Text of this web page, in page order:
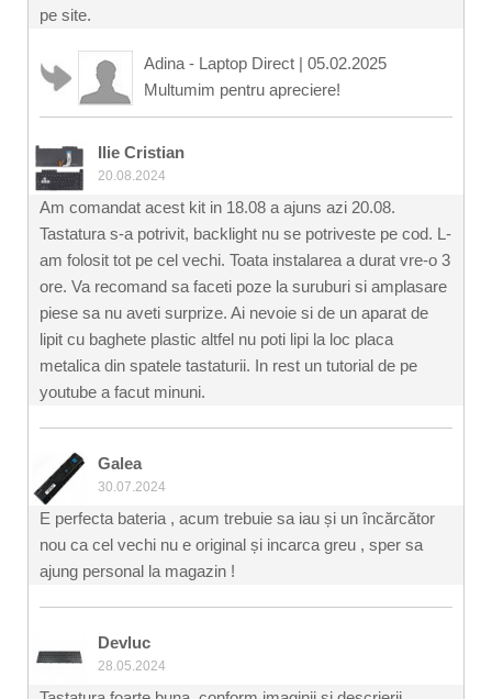
pe site.
Adina - Laptop Direct | 05.02.2025
Multumim pentru apreciere!
Ilie Cristian
20.08.2024
Am comandat acest kit in 18.08 a ajuns azi 20.08.
Tastatura s-a potrivit, backlight nu se potriveste pe cod. L-
am folosit tot pe cel vechi. Toata instalarea a durat vre-o 3
ore. Va recomand sa faceti poze la suruburi si amplasare
piese sa nu aveti surprize. Ai nevoie si de un aparat de
lipit cu baghete plastic altfel nu poti lipi la loc placa
metalica din spatele tastaturii. In rest un tutorial de pe
youtube a facut minuni.
Galea
30.07.2024
E perfecta bateria , acum trebuie sa iau și un încărcător
nou ca cel vechi nu e original și incarca greu , sper sa
ajung personal la magazin !
Devluc
28.05.2024